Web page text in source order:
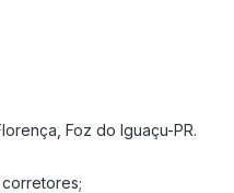
Foz do Iguaçu-PR.